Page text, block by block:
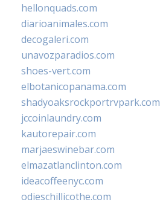
hellonquads.com
diarioanimales.com
decogaleri.com
unavozparadios.com
shoes-vert.com
elbotanicopanama.com
shadyoaksrockportrvpark.com
jccoinlaundry.com
kautorepair.com
marjaeswinebar.com
elmazatlanclinton.com
ideacoffeenyc.com
odieschillicothe.com